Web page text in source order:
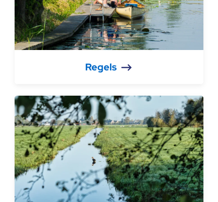
Regels